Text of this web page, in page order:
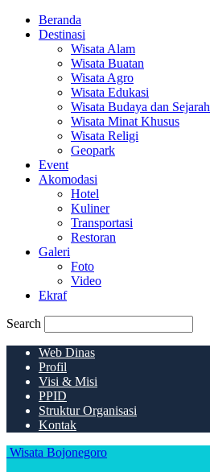
Beranda
Destinasi
Wisata Alam
Wisata Buatan
Wisata Agro
Wisata Edukasi
Wisata Budaya dan Sejarah
Wisata Minat Khusus
Wisata Religi
Geopark
Event
Akomodasi
Hotel
Kuliner
Transportasi
Restoran
Galeri
Foto
Video
Ekraf
Search
Web Dinas
Profil
Visi & Misi
PPID
Struktur Organisasi
Kontak
Wisata Bojonegoro